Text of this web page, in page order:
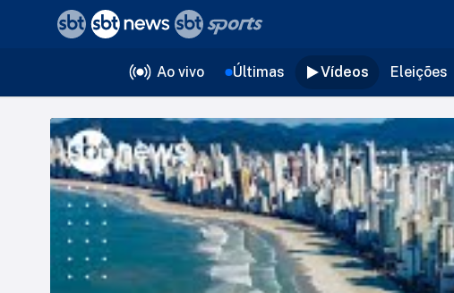
Ao vivo Últimas Vídeos Eleições
voltar
Editorias